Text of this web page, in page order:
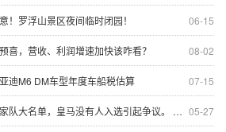
06-15
！罗浮山景区夜间临时闭园！
08-02
喜，营收、利润增速加快该咋看？
07-15
迪M6 DM车型年度车船税估算
05-27
皇马没有人入选引起争议。 几乎可以叫西班牙巴塞罗